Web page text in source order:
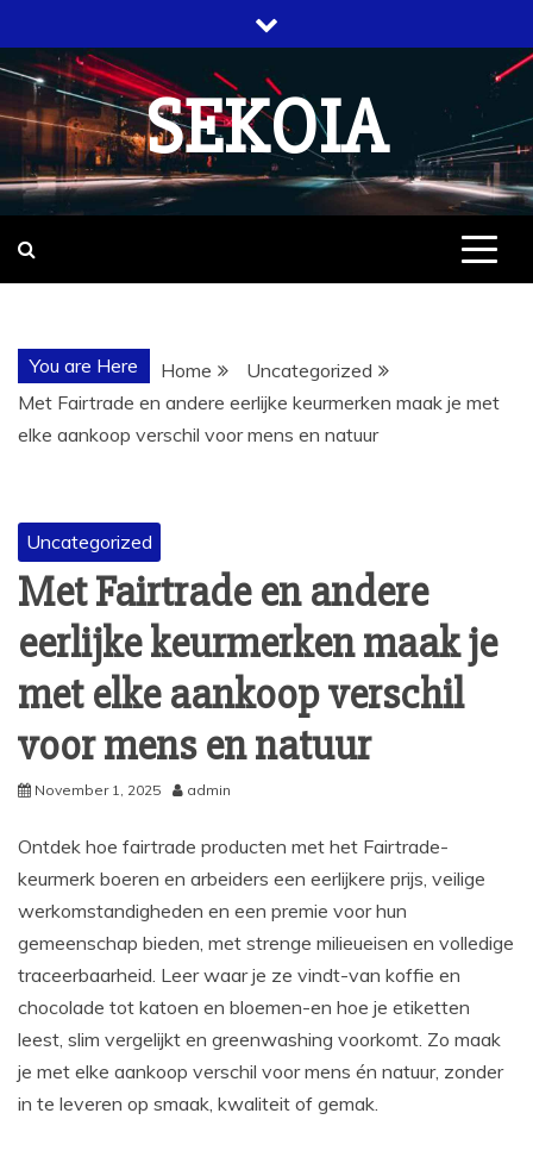
to
content
SEKOIA
You are Here Home
Uncategorized
Met Fairtrade en andere eerlijke keurmerken maak je met
elke aankoop verschil voor mens en natuur
Uncategorized
Met Fairtrade en andere
eerlijke keurmerken maak je
met elke aankoop verschil
voor mens en natuur
November 1, 2025 admin
Ontdek hoe fairtrade producten met het Fairtrade-
keurmerk boeren en arbeiders een eerlijkere prijs, veilige
werkomstandigheden en een premie voor hun
gemeenschap bieden, met strenge milieueisen en volledige
traceerbaarheid. Leer waar je ze vindt-van koffie en
chocolade tot katoen en bloemen-en hoe je etiketten
leest, slim vergelijkt en greenwashing voorkomt. Zo maak
je met elke aankoop verschil voor mens én natuur, zonder
in te leveren op smaak, kwaliteit of gemak.